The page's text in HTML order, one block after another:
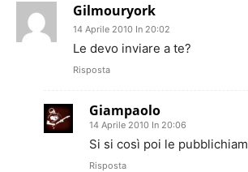
Gilmouryork
14 Aprile 2010 In 20:02
Le devo inviare a te?
Risposta
Giampaolo
14 Aprile 2010 In 20:06
Si si così poi le
Risposta